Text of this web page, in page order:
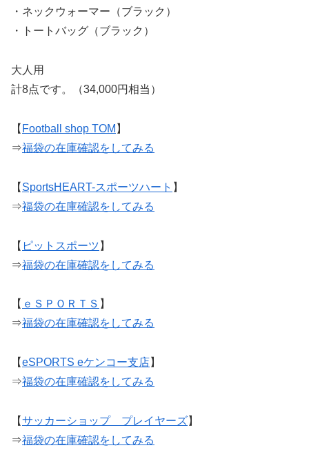
・ネックウォーマー（ブラック）
・トートバッグ（ブラック）
大人用
計8点です。（34,000円相当）
【 Football shop TOM 】
⇒福袋の在庫確認をしてみる
【 SportsHEART-スポーツハート 】
⇒福袋の在庫確認をしてみる
【 ピットスポーツ 】
⇒福袋の在庫確認をしてみる
【 ｅＳＰＯＲＴＳ 】
⇒福袋の在庫確認をしてみる
【eSPORTS eケンコー支店】
⇒福袋の在庫確認をしてみる
【サッカーショップ プレイヤーズ】
⇒福袋の在庫確認をしてみる